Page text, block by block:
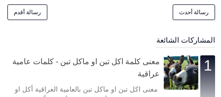
رسالة أحدث رسالة أقدم
المشاركات الشائعة
معنى كلمة اكل تبن او ماكل تبن - كلمات عامية
عراقية
معنى اكل تبن او ماكل تبن بالعامية العراقية أكل او